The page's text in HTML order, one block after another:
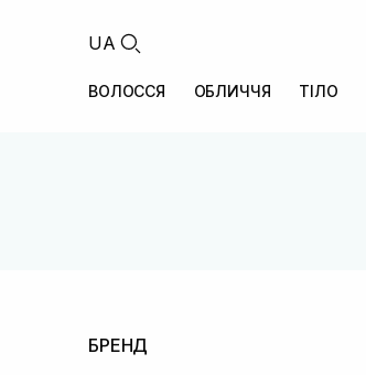
UA
ВОЛОССЯ ОБЛИЧЧЯ ТІЛО
БРЕНД